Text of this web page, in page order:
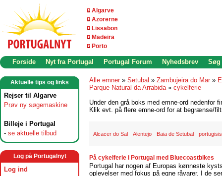
Algarve
Azorerne
Lissabon
Madeira
Porto
Forside Nyt fra Portugal Portugal Forum Nyhedsbrev Søg
Aktuelle tips og links
Rejser til Algarve
Prøv ny søgemaskine
Billeje i Portugal
- se aktuelle tilbud
Log på Portugalnyt
Log ind
Alle emner » Setubal » Zambujeira do Mar »
Parque Natural da Arrabida» cykelferie
Under den grå boks med emne-ord nedenfor
Klik evt. på flere emne-ord for at begrænse/
Alcacer do Sal Alentejo Baia de Setubal
På cykelferie i Portugal med Bluecoastbikes
Portugal har nogen af Europas kønneste
oplevelser med fokus på egne råvarer. I de